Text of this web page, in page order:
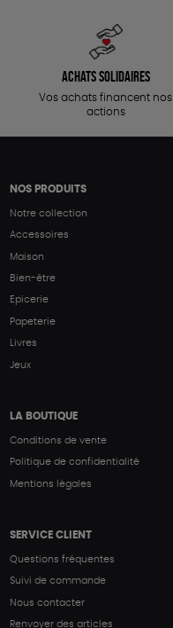
Achats solidaires
Vos achats financent nos
actions
NOS PRODUITS
Notre collection
Accessoires
Maison
Bien-être
Epicerie
Papeterie
Livres
Jeux
LA BOUTIQUE
Conditions de vente
Politique de confidentialité
Mentions légales
SERVICE CLIENT
Questions fréquentes
Suivi de commande
Nous contacter
Renvoyer des articles